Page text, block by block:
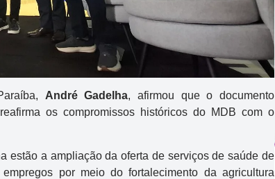
André Gadelha, afirmou que o documento
reafirma os compromissos históricos do MDB com o
estão a ampliação da oferta de serviços de saúde de
por meio do fortalecimento da agricultura
Mega-Sena